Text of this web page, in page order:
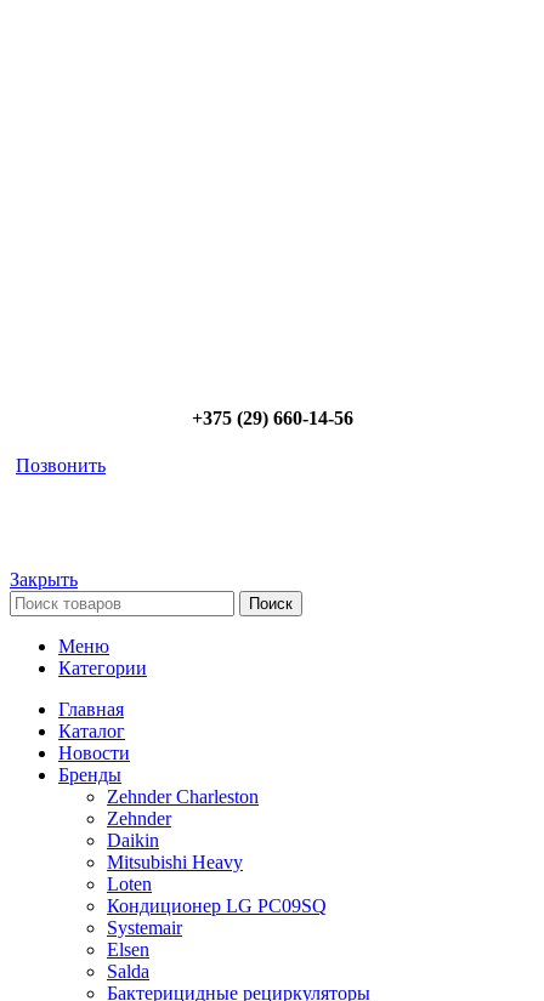
+375 (29) 660-14-56
Позвонить
Закрыть
Поиск
Меню
Категории
Главная
Каталог
Новости
Бренды
Zehnder Charleston
Zehnder
Daikin
Mitsubishi Heavy
Loten
Кондиционер LG PC09SQ
Systemair
Elsen
Salda
Бактерицидные рециркуляторы